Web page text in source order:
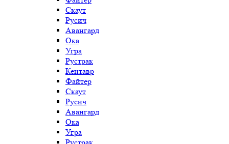
Скаут
Русич
Авангард
Ока
Угра
Рустрак
Кентавр
Файтер
Скаут
Русич
Авангард
Ока
Угра